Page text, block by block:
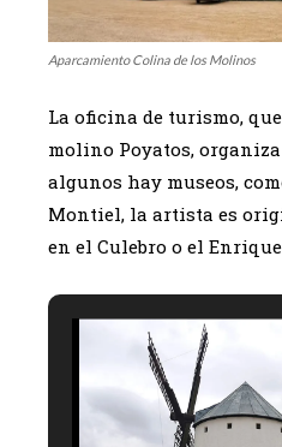
Aparcamiento Colina de los Molinos
La oficina de turismo,
molino Poyatos,
algunos hay museos,
Montiel, la artista es
en el Culebro o el